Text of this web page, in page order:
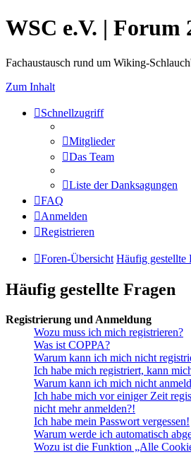
WSC e.V. | Forum
Fachaustausch rund um Wiking-
Zum Inhalt
Schnellzugriff
Mitglieder
Das Team
Liste der Danksagungen
FAQ
Anmelden
Registrieren
Foren-Übersicht Häufig gestellte
Häufig gestellte Fragen
Registrierung und Anmeldung
Wozu muss ich mich registrieren?
Was ist COPPA?
Warum kann ich mich nicht
Ich habe mich registriert, kann
Warum kann ich mich nicht
Ich habe mich vor einiger Zeit
nicht mehr anmelden?!
Ich habe mein Passwort vergessen!
Warum werde ich automatisch
Wozu ist die Funktion „Alle